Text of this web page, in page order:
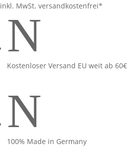
Preis
Preis
inkl. MwSt. versandkostenfrei*
N
Kostenloser Versand EU weit ab 60€
N
100% Made in Germany